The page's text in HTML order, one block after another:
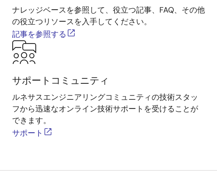
ナレッジベースを参照して、役立つ記事、FAQ、その他
の役立つリソースを入手してください。
記事を参照する
サポートコミュニティ
ルネサスエンジニアリングコミュニティの技術スタッ
フから迅速なオンライン技術サポートを受けることが
できます。
サポート